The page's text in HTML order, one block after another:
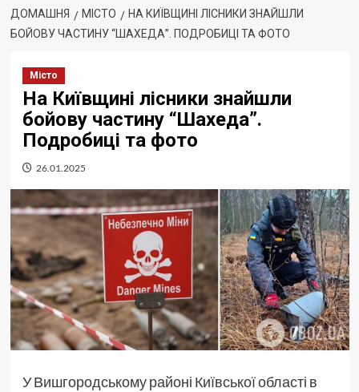
ДОМАШНЯ МІСТО
НА КИЇВЩИНІ ЛІСНИКИ ЗНАЙШЛИ
БОЙОВУ ЧАСТИНУ “ШАХЕДА”. ПОДРОБИЦІ ТА ФОТО
Місто
На Київщині лісники знайшли
бойову частину “Шахеда”.
Подробиці та фото
26.01.2025
У Вишгородському районі Київської області в